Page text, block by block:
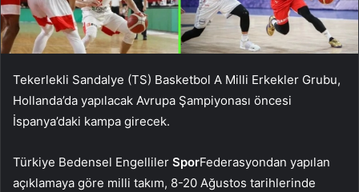
Tekerlekli Sandalye (TS) Basketbol A Milli Erkekler Grubu,
Hollanda’da yapılacak Avrupa Şampiyonası öncesi
İspanya’daki kampa girecek.
Türkiye Bedensel Engelliler SporFederasyondan yapılan
açıklamaya göre milli takım, 8-20 Ağustos tarihlerinde